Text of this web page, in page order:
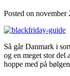
Posted on november
Så går Danmark i
og en meget stor del
hoppe med på